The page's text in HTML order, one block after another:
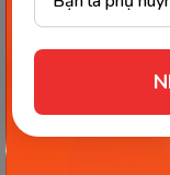
Kỹ năng
Các khóa học
trang thiết bị
còn hỗ trợ đội